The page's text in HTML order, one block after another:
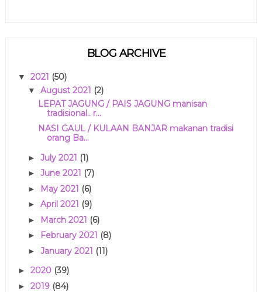
BLOG ARCHIVE
▼ 2021 (50)
▼ August 2021 (2)
LEPAT JAGUNG / PAIS JAGUNG manisan
tradisional.. r...
NASI GAUL / KULAAN BANJAR makanan tradisi
orang Ba...
► July 2021 (1)
► June 2021 (7)
► May 2021 (6)
► April 2021 (9)
► March 2021 (6)
► February 2021 (8)
► January 2021 (11)
► 2020 (39)
► 2019 (84)